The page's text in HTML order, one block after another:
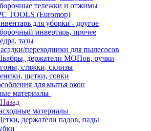
тележки и отжимы
TOOLS (Euromop)
для уборки - другое
инвертарь, прочее
тазы
переходники для пылесосов
держатели МОПов, ручки
стяжки, склизы
щетки, совки
для мытья окон
материалы
Назад
материалы
держатели падов, пады